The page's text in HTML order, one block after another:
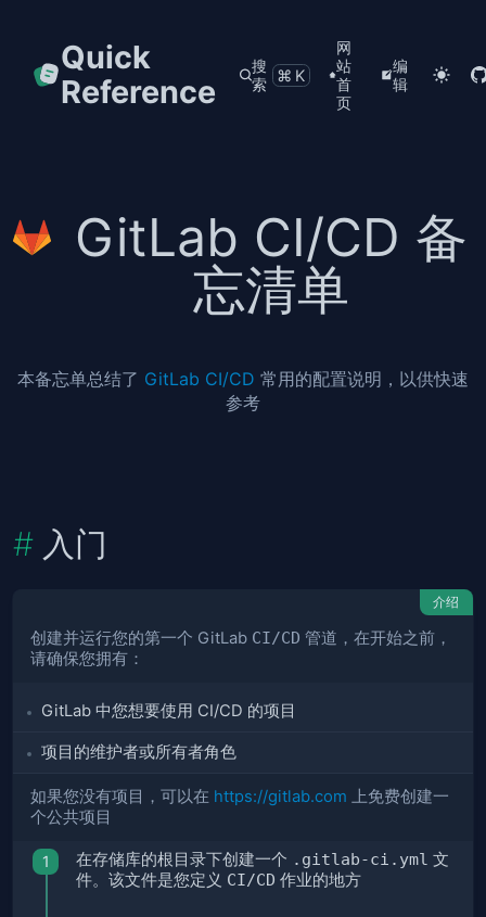
Quick
Reference
搜
索
⌘K
网
站
首
页
编
辑
GitLab CI/CD 备
忘清单
本备忘单总结了 GitLab CI/CD 常用的配置说明，以供快速
参考
入门
介绍
创建并运行您的第一个 GitLab CI/CD 管道，在开始之前，
请确保您拥有：
GitLab 中您想要使用 CI/CD 的项目
项目的维护者或所有者角色
如果您没有项目，可以在 https://gitlab.com 上免费创建一
个公共项目
在存储库的根目录下创建一个 .gitlab-ci.yml 文
件。该文件是您定义 CI/CD 作业的地方